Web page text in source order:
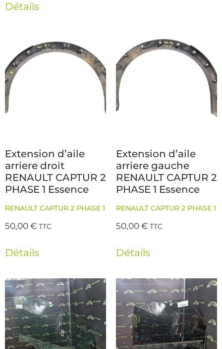
Détails
Extension d’aile
arriere droit
RENAULT CAPTUR 2
PHASE 1 Essence
RENAULT CAPTUR 2 PHASE 1
50,00€ TTC
Détails
Extension d’aile
arriere gauche
RENAULT CAPTUR 2
PHASE 1 Essence
RENAULT CAPTUR 2 PHASE 1
50,00€ TTC
Détails